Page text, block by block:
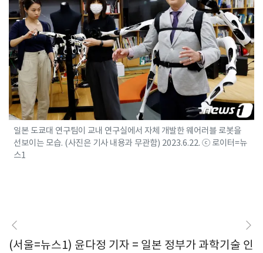
일본 도쿄대 연구팀이 교내 연구실에서 자체 개발한 웨어러블 로봇을
선보이는 모습. (사진은 기사 내용과 무관함) 2023.6.22. ⓒ 로이터=뉴
스1
(서울=뉴스1) 윤다정 기자 = 일본 정부가 과학기술 인